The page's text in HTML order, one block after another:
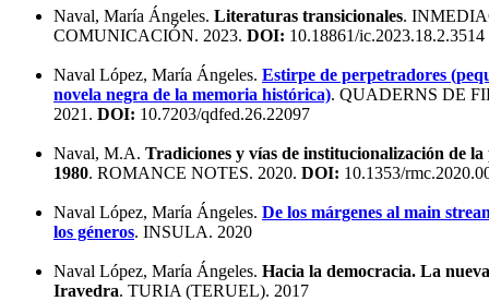
Naval, María Ángeles. Literaturas transicionales.
COMUNICACIÓN. 2023. DOI: 10.18861/ic.2023.18.2.3514
Naval López, María Ángeles. Estirpe de perpetradores
novela negra de la memoria histórica). QUADERNS DE
2021. DOI: 10.7203/qdfed.26.22097
Naval, M.A. Tradiciones y vías de institucionalización de la
1980. ROMANCE NOTES. 2020. DOI: 10.1353/
Naval López, María Ángeles. De los márgenes al main
los géneros. INSULA. 2020
Naval López, María Ángeles. Hacia la democracia. La
Iravedra. TURIA (TERUEL). 2017